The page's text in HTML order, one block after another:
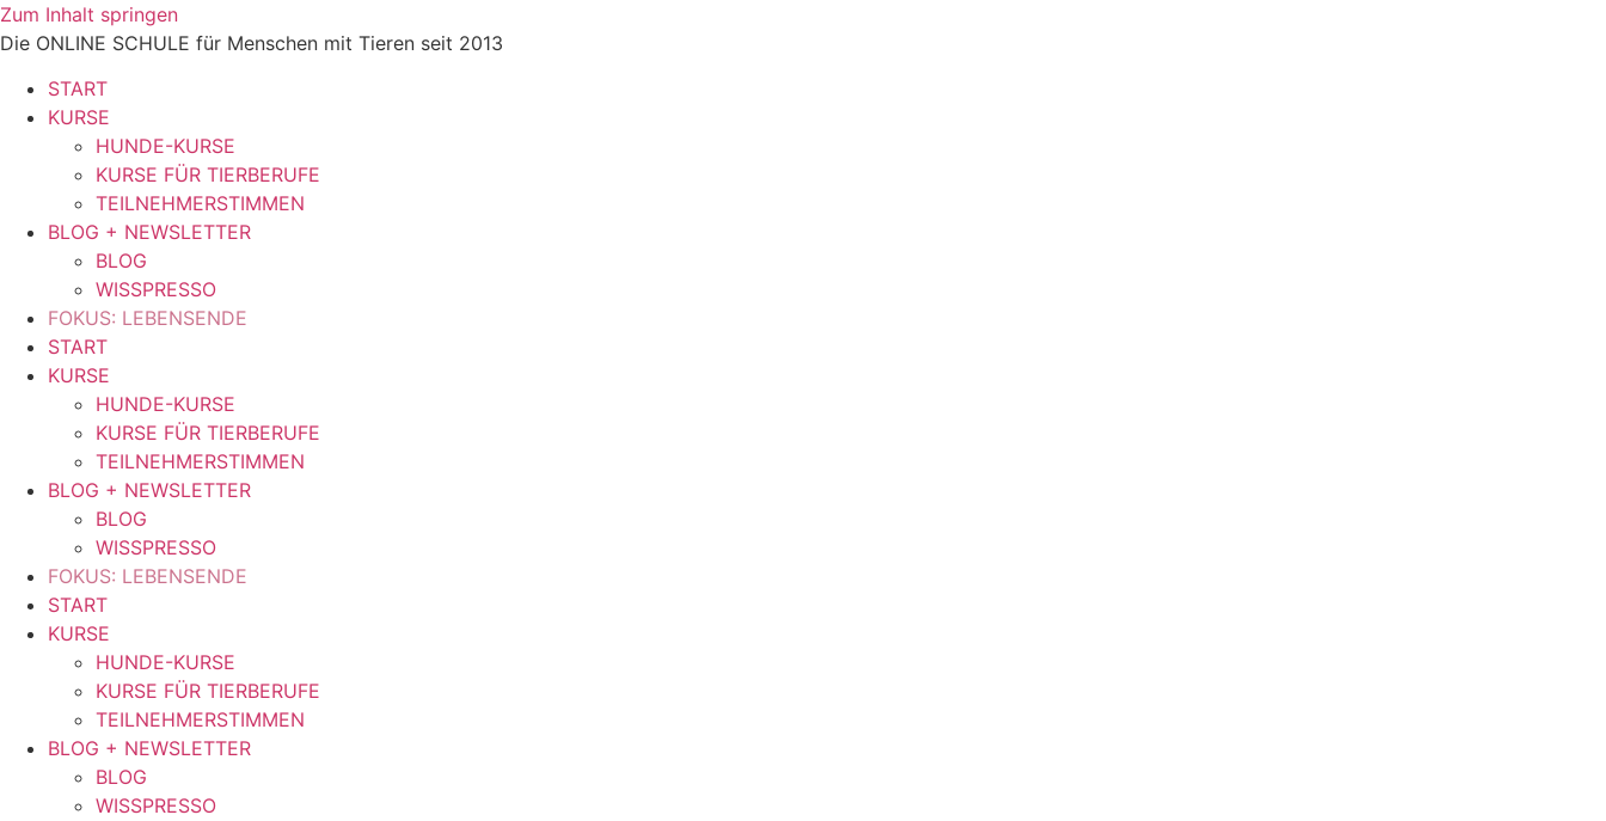
Zum Inhalt springen
Die ONLINE SCHULE für Menschen mit Tieren seit 2013
START
KURSE
HUNDE-KURSE
KURSE FÜR TIERBERUFE
TEILNEHMERSTIMMEN
BLOG + NEWSLETTER
BLOG
WISSPRESSO
FOKUS: LEBENSENDE
START
KURSE
HUNDE-KURSE
KURSE FÜR TIERBERUFE
TEILNEHMERSTIMMEN
BLOG + NEWSLETTER
BLOG
WISSPRESSO
FOKUS: LEBENSENDE
START
KURSE
HUNDE-KURSE
KURSE FÜR TIERBERUFE
TEILNEHMERSTIMMEN
BLOG + NEWSLETTER
BLOG
WISSPRESSO